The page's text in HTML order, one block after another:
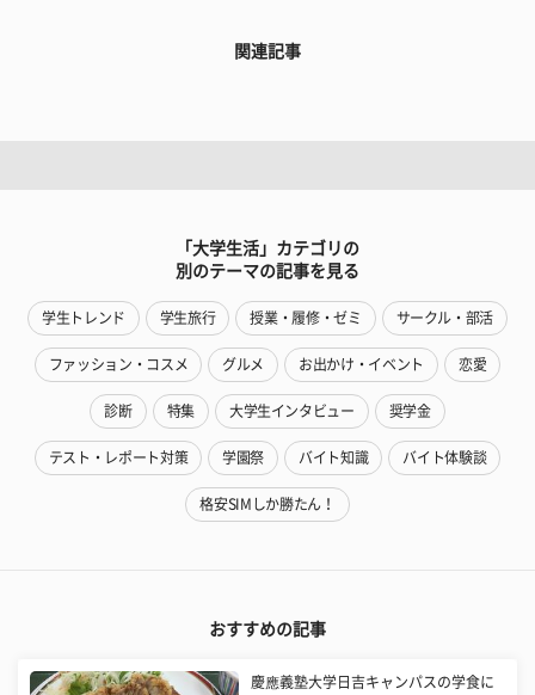
関連記事
「大学生活」カテゴリの
別のテーマの記事を見る
学生トレンド 学生旅行 授業・履修・ゼミ サークル・部活
ファッション・コスメ グルメ お出かけ・イベント 恋愛
診断 特集 大学生インタビュー 奨学金
テスト・レポート対策 学園祭 バイト知識 バイト体験談
格安SIMしか勝たん！
おすすめの記事
慶應義塾大学日吉キャンパスの学食に